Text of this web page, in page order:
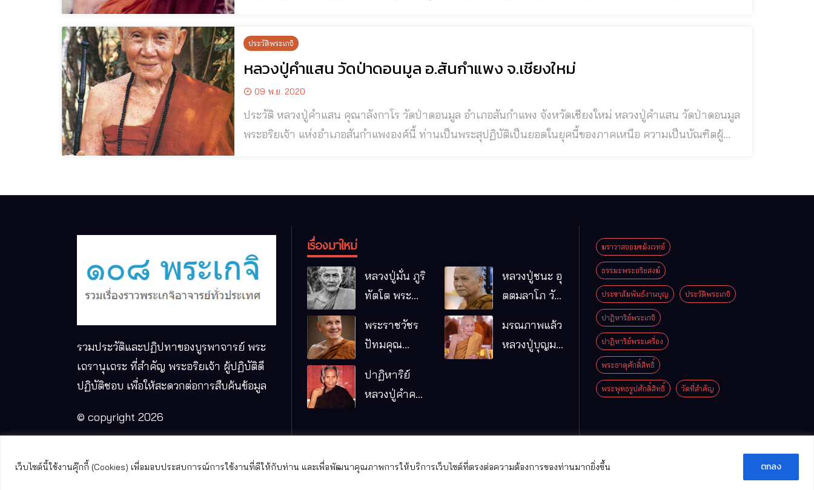
เว็บไซต์นี้ใช้งานคุ๊กกี้ (Cookies) เพื่อมอบประสบการณ์การใช้งานที่ดีให้กับท่าน และเพื่อพัฒนาคุณภาพการให้บริการเว็บไซต์ที่ตรงต่อความต้องการของท่านมากยิ่งขึ้น ตกลง
ประวัติพระเกจิ
หลวงปู่คำแสน วัดป่าดอนมูล อ.สันกำแพง จ.เชียงใหม่
09 พ.ย. 2020
ประวัติ หลวงปู่คำแสน คุณาลังกาโร วัดป่าดอนมูล อำเภอสันกำแพง จังหวัดเชียงใหม่ หลวงปู่คำแสน วัดป่าดอนมูล
พระอริยเจ้า แห่งอำเภอสันกําแพงองค์นี้ ท่านเป็นพระสุปฏิบัติเป็นยอดในยุคนี้ของภาคเหนือ ความเป็นบัณฑิตผู้
รวมประวัติและปฏิปทาของบูรพาจารย์ พระ
เถรานุเถระ ที่สำคัญ พระอริยเจ้า ผู้ปฏิบัติดี
ปฏิบัติชอบ เพื่อให้สะดวกต่อการสืบค้นข้อมูล
© copyright 2026
เรื่องมาใหม่
หลวงปู่มั่น ภูริ
ทัตโต พระ
พระกรรมฐาน
หลวงปู่ชนะ อุ
ตตมลาโภ วัด
จ.มหาสารคาม
พระราชวัชร
ปัทมคุณ
เกตุ ปทุมสิโร)
มรณภาพแล้ว
มรณภาพแล้ว
หลวงปู่บุญมา
ปาฏิหาริย์
หลวงปู่คำคะ
ฆราวาสจอมขมังเวทย์
ธรรมะพระอริยสงฆ์
ประชาสัมพันธ์งานบุญ ประวัติพระเกจิ
ปาฏิหาริย์พระเกจิ
ปาฏิหาริย์พระเครื่อง
พระธาตุศักดิ์สิทธิ์
พระพุทธรูปศักดิ์สิทธิ์ วัดที่สําคัญ